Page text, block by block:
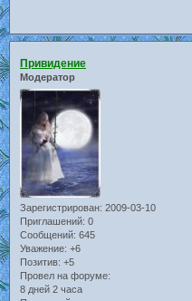
Привидение
Модератор
Зарегистрирован: 2009-03-10
Приглашений: 0
Сообщений: 645
Уважение: +6
Позитив: +5
Провел на форуме:
8 дней 2 часа